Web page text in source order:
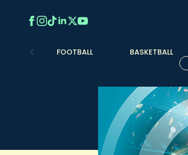
FOOTBALL BASKETBALL